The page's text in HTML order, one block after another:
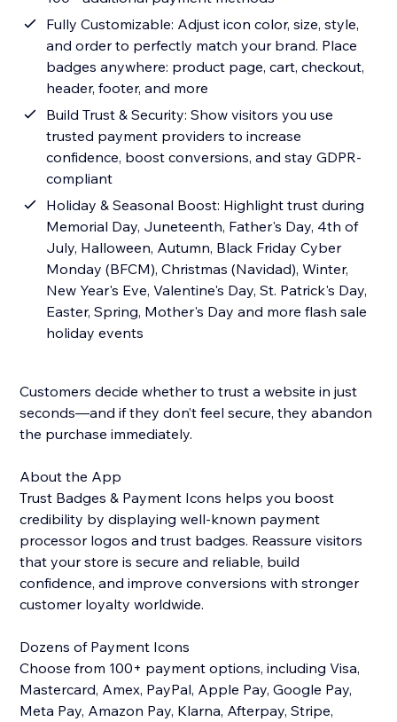
Fully Customizable: Adjust icon color, size, style,
and order to perfectly match your brand. Place
badges anywhere: product page, cart, checkout,
header, footer, and more
Build Trust & Security: Show visitors you use
trusted payment providers to increase
confidence, boost conversions, and stay GDPR-
compliant
Holiday & Seasonal Boost: Highlight trust during
Memorial Day, Juneteenth, Father's Day, 4th of
July, Halloween, Autumn, Black Friday Cyber
Monday (BFCM), Christmas (Navidad), Winter,
New Year's Eve, Valentine's Day, St. Patrick's Day,
Easter, Spring, Mother's Day and more flash sale
holiday events
Customers decide whether to trust a website in just
seconds—and if they don’t feel secure, they abandon
the purchase immediately.
About the App
Trust Badges & Payment Icons helps you boost
credibility by displaying well-known payment
processor logos and trust badges. Reassure visitors
that your store is secure and reliable, build
confidence, and improve conversions with stronger
customer loyalty worldwide.
Dozens of Payment Icons
Choose from 100+ payment options, including Visa,
Mastercard, Amex, PayPal, Apple Pay, Google Pay,
Meta Pay, Amazon Pay, Klarna, Afterpay, Stripe,